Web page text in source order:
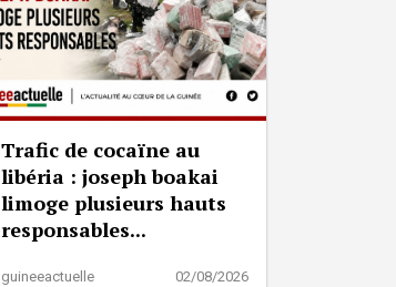
Trafic de cocaïne au
libéria : joseph boakai
limoge plusieurs hauts
responsables...
guineeactuelle 02/08/2026